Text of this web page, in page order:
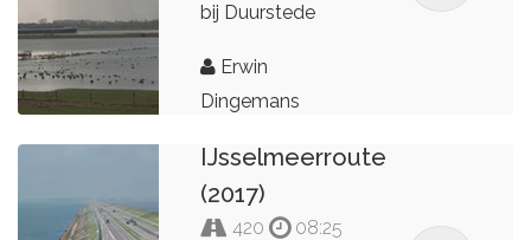
bij Duurstede
Erwin
Dingemans
IJsselmeerroute
(2017)
420
08:25